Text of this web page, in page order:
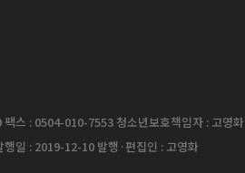
스 : 0504-010-7553 청소년보호책임자 : 고영화
일 : 2019-12-10 발행·편집인 : 고영화